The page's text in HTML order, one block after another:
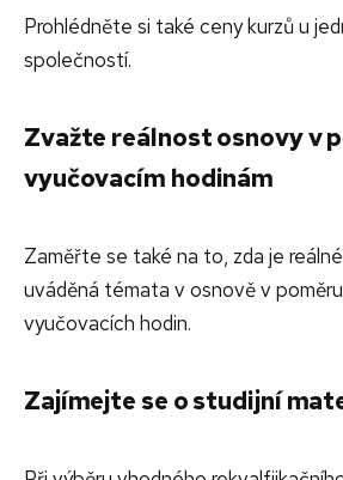
Prohlédněte si také ceny kurzů u
společností.
Zvažte reálnost osnovy v
vyučovacím hodinám
Zaměřte se také na to, zda je
uváděná témata v osnově v
vyučovacích hodin.
Zajímejte se o studijní